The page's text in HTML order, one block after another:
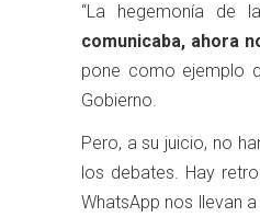
“La hegemonía de
comunicaba, ahora
pone como ejemplo
Gobierno.
Pero, a su juicio, no
los debates. Hay
WhatsApp nos llevan